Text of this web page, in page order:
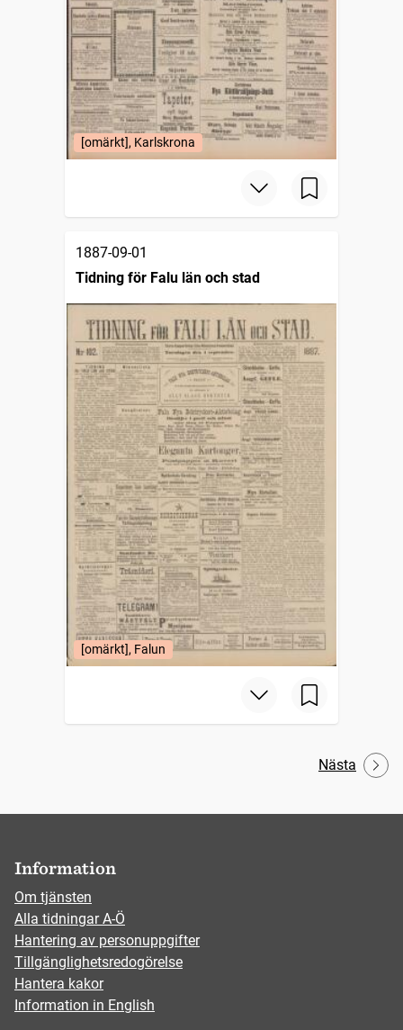
[omärkt], Karlskrona
1887-09-01
Tidning för Falu län och stad
[omärkt], Falun
Nästa
Information
Om tjänsten
Alla tidningar A-Ö
Hantering av personuppgifter
Tillgänglighetsredogörelse
Hantera kakor
Information in English